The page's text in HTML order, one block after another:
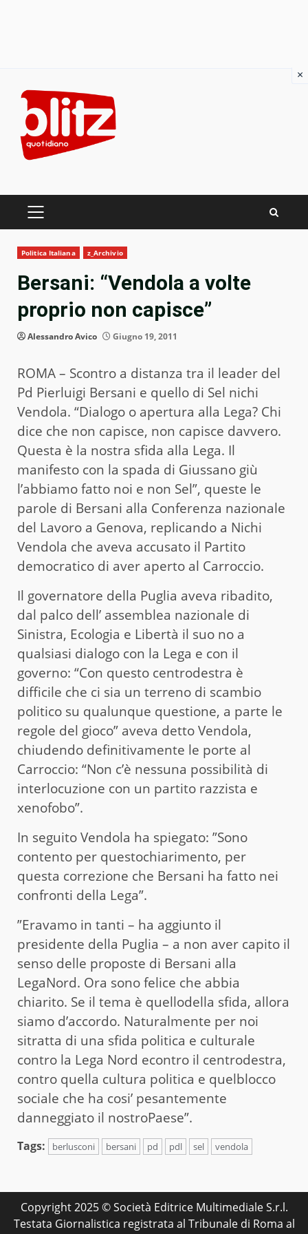
content
PRIMARY
Politica Italiana z_Archivio
Bersani: “Vendola a volte
proprio non capisce”
Alessandro Avico Giugno 19, 2011
ROMA – Scontro a distanza tra il leader del
Pd Pierluigi Bersani e quello di Sel nichi
Vendola. “Dialogo o apertura alla Lega? Chi
dice che non capisce, non capisce davvero.
Questa è la nostra sfida alla Lega. Il
manifesto con la spada di Giussano giù
l’abbiamo fatto noi e non Sel”, queste le
parole di Bersani alla Conferenza nazionale
del Lavoro a Genova, replicando a Nichi
Vendola che aveva accusato il Partito
democratico di aver aperto al Carroccio.
Il governatore della Puglia aveva ribadito,
dal palco dell’ assemblea nazionale di
Sinistra, Ecologia e Libertà il suo no a
qualsiasi dialogo con la Lega e con il
governo: “Con questo centrodestra è
difficile che ci sia un terreno di scambio
politico su qualunque questione, a parte le
regole del gioco” aveva detto Vendola,
chiudendo definitivamente le porte al
Carroccio: “Non c’è nessuna possibilità di
interlocuzione con un partito razzista e
xenofobo”.
In seguito Vendola ha spiegato: ”Sono
contento per questochiarimento, per
questa correzione che Bersani ha fatto nei
confronti della Lega”.
”Eravamo in tanti – ha aggiunto il
presidente della Puglia – a non aver capito il
senso delle proposte di Bersani alla
LegaNord. Ora sono felice che abbia
chiarito. Se il tema è quellodella sfida, allora
siamo d’accordo. Naturalmente per noi
sitratta di una sfida politica e culturale
contro la Lega Nord econtro il centrodestra,
contro quella cultura politica e quelblocco
sociale che ha cosi’ pesantemente
danneggiato il nostroPaese”.
Tags: berlusconi bersani pd pdl sel vendola
Copyright 2025 © Società Editrice Multimediale S.r.l.
Testata Giornalistica registrata al Tribunale di Roma al
×